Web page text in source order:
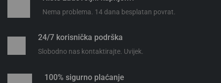
Nema problema. 14 dana besplatan povrat.
24/7 korisnička podrška
Slobodno nas kontaktirajte. Uvijek.
100% sigurno plaćanje